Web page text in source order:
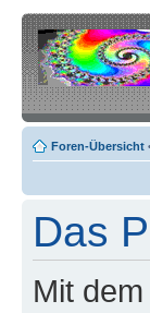
Foren-Übersicht
Das
Mit